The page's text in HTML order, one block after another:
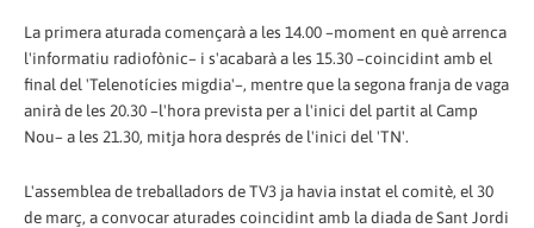
La primera aturada començarà a les 14.00 –moment en què arrenca
l'informatiu radiofònic– i s'acabarà a les 15.30 –coincidint amb el
final del 'Telenotícies migdia'–, mentre que la segona franja de vaga
anirà de les 20.30 –l'hora prevista per a l'inici del partit al Camp
Nou– a les 21.30, mitja hora després de l'inici del 'TN'.
L'assemblea de treballadors de TV3 ja havia instat el comitè, el 30
de març, a convocar aturades coincidint amb la diada de Sant Jordi